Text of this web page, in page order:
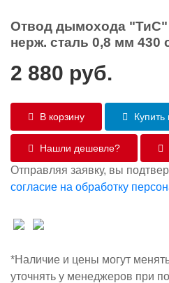
Отвод дымохода "ТиС"
нерж. сталь 0,8 мм 430
2 880 руб.
В корзину Купить
Нашли дешевле?
Отправляя заявку, вы
согласие на обработку
*Наличие и цены могут
уточнять у менеджеров при